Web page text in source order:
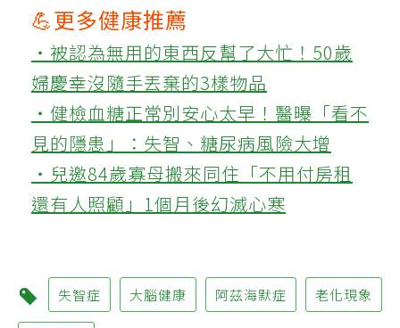
💪更多健康推薦
‧被認為無用的東西反幫了大忙！50歲
婦慶幸沒隨手丟棄的3樣物品
‧健檢血糖正常別安心太早！醫曝「看不
見的隱患」：失智、糖尿病風險大增
‧兒邀84歲寡母搬來同住「不用付房租
還有人照顧」1個月後幻滅心寒
失智症 大腦健康 阿茲海默症 老化現象